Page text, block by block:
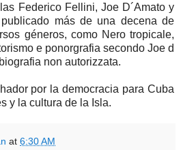
Federico Fellini, Joe D´Amato y
más de una decena de
géneros, como Nero tropicale,
e ponorgrafia secondo Joe d
non autorizzata.
por la democracia para Cuba
y la cultura de la Isla.
at 6:30 AM